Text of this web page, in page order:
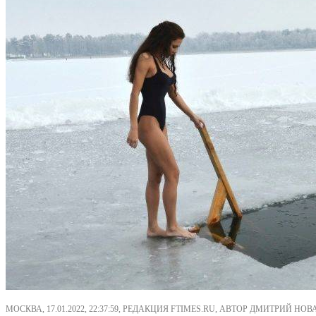
МОСКВА, 17.01.2022, 22:37:59, РЕДАКЦИЯ FTIMES.RU, АВТОР ДМИТРИЙ